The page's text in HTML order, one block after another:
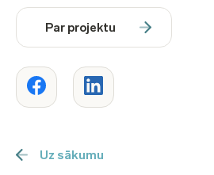
Par projektu
Uz sākumu